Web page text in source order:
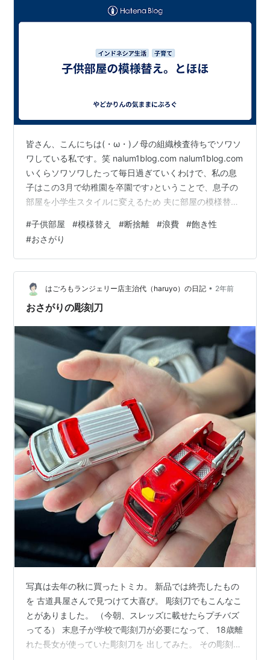
皆さん、こんにちは(・ω・)ノ母の組織検査待ちでソワソ
ワしている私です。笑 nalum1blog.com nalum1blog.com
いくらソワソワしたって毎日過ぎていくわけで、私の息
子はこの3月で幼稚園を卒園です♪ということで、息子の
部屋を小学生スタイルに変えるため 夫に部屋の模様替え
のを分けて勉強机をセット(。-`ω-)！ここで重要なこと
が…それは溢れかえった、いらないものたち💦私からす
ればまだ全然使えるものたち(。´･ω･)?夫は新しいもの好
きで、次から次へと新しいものを買うタイプ(´-ω-`)その
度に、いらないものは親戚に譲るか捨てる…
#子供部屋 #模様替え #断捨離 #浪費 #飽き性
#おさがり
はごろもランジェリー店主治代（haruyo）の日記 • 2年前
おさがりの彫刻刀
写真は去年の秋に買ったトミカ。 新品では終売したもの
を 古道具屋さんで見つけて大喜び。 彫刻刀でもこんなこ
とがありました。 （今朝、スレッズに載せたらプチバズ
ってる） 末息子が学校で彫刻刀が必要になって、 18歳離
れた長女が使っていた彫刻刀を 出してみた。 その彫刻刀